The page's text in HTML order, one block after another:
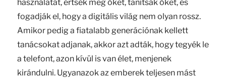
használatát, értsék meg őket, tanítsák őket, és
fogadják el, hogy a digitális világ nem olyan rossz.
Amikor pedig a fiatalabb generációnak kellett
tanácsokat adjanak, akkor azt adták, hogy tegyék le
a telefont, azon kívül is van élet, menjenek
kirándulni. Ugyanazok az emberek teljesen mást